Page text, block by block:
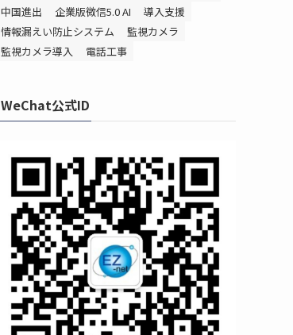
中国進出
企業版微信5.0 AI
導入支援
情報漏えい防止システム
監視カメラ
監視カメラ導入
電話工事
WeChat公式ID